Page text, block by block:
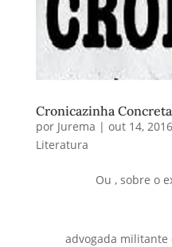
Cronicazinha Concreta
por Jurema | out 14, 2016
Literatura
Ou , sobre o
advogada militante